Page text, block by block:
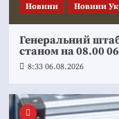
Новини Новини
Генеральний
станом на 08.00
8:33 06.08.2026